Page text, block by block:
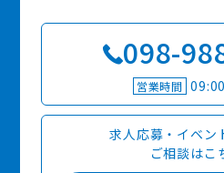
098-
営業時間
求人応募・イベン
ご相談はこ